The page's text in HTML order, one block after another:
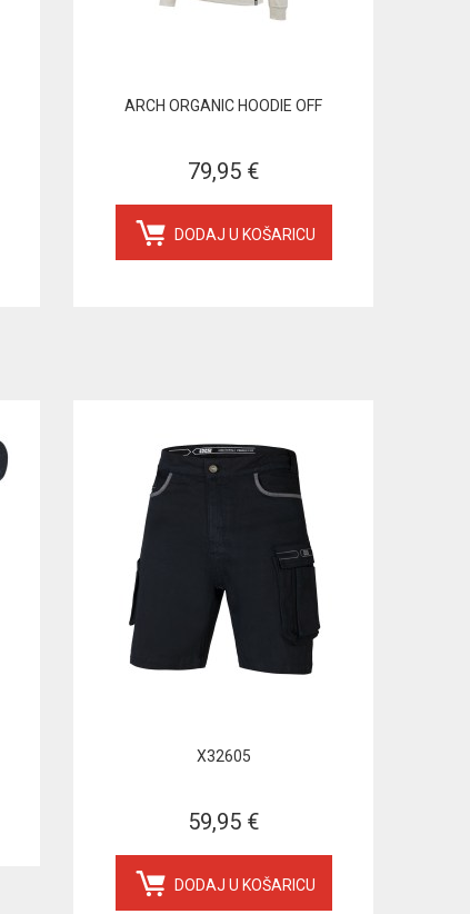
ARCH ORGANIC HOODIE OFF
79,95 €
DODAJ U KOŠARICU
X32605
59,95 €
DODAJ U KOŠARICU